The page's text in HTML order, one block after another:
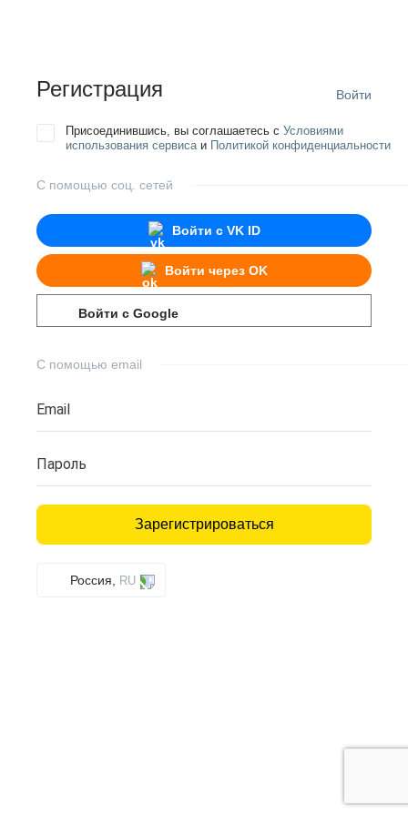
Регистрация Войти
Присоединившись, вы соглашаетесь с Условиями
использования сервисаи Политикой конфиденциальности
С помощью соц. сетей
Войти с VK ID
Войти через OK
Войти с Google
С помощью email
Email
Пароль
Зарегистрироваться
Россия, RU